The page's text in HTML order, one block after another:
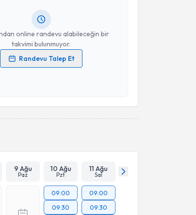
online randevu alabileceğin bir
takvimi bulunmuyor.
Randevu Talep Et
işlenmesine ilişkinAydınlatma Metni
Talebini Gönder
9 Ağu
Paz
10 Ağu
Pzt
11 Ağu
Sal
09:00
09:30
09:00
09:30